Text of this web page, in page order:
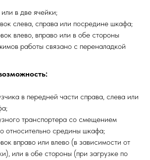
в две ячейки;
слева, справа или посредине шкафа;
влево, вправо или в обе стороны
работы связано с переналадкой
в передней части справа, слева или
транспортера со смещением
относительно средины шкафа;
вправо или влево (в зависимости от
или в обе стороны (при загрузке по